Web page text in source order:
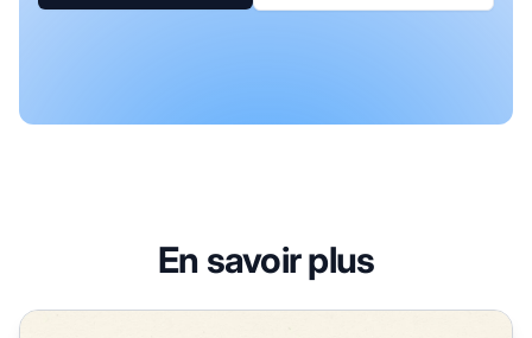
En savoir plus
Comment relancer des prospects chauds sans être